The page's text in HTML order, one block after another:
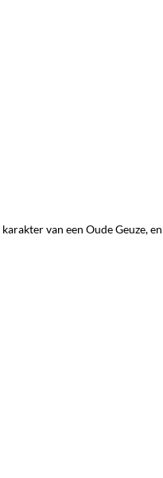
van een Oude Geuze,